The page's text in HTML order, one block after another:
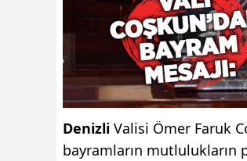
Denizli Valisi Ömer Faruk
bayramların mutlulukların